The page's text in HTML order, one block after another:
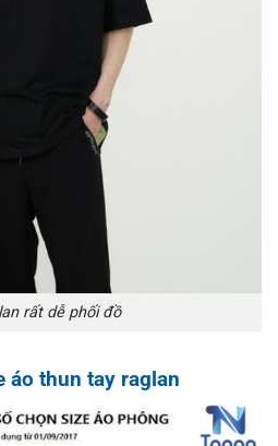
rất dễ phối đồ
áo thun tay raglan